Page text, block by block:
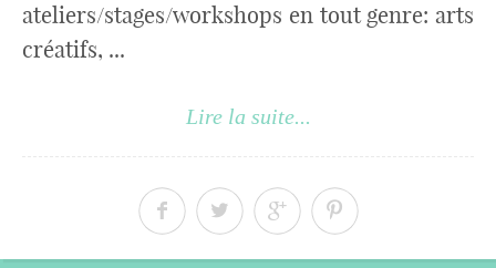
ateliers/stages/workshops en tout genre: arts
créatifs, ...
Lire la suite...